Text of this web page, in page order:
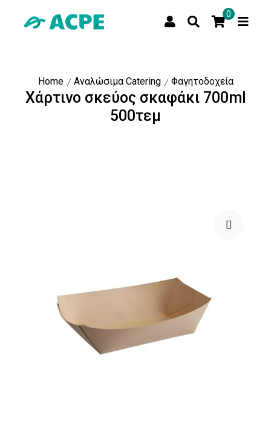
0
Home Αναλώσιμα Catering Φαγητοδοχεία
Χάρτινο σκεύος σκαφάκι 700ml
500τεμ